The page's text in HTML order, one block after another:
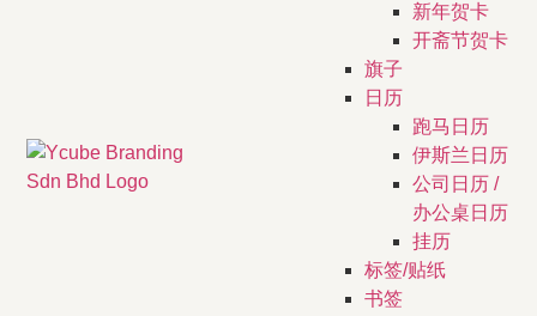
新年贺卡
开斋节贺卡
旗子
日历
跑马日历
伊斯兰日历
公司日历 /
办公桌日历
挂历
标签/贴纸
书签